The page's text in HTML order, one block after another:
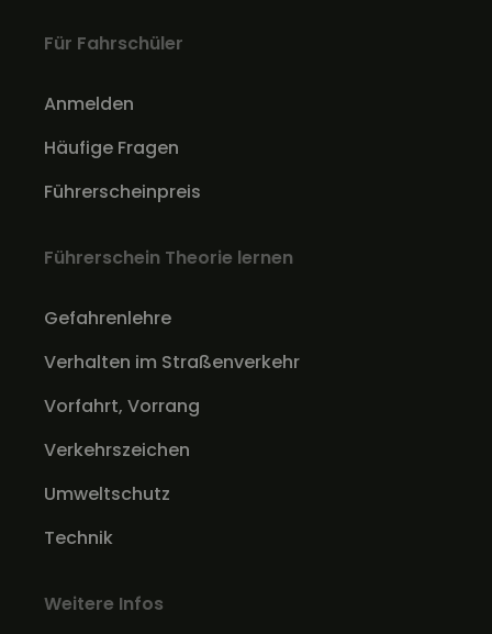
Für Fahrschüler
Anmelden
Häufige Fragen
Führerscheinpreis
Führerschein Theorie lernen
Gefahrenlehre
Verhalten im Straßenverkehr
Vorfahrt, Vorrang
Verkehrszeichen
Umweltschutz
Technik
Weitere Infos